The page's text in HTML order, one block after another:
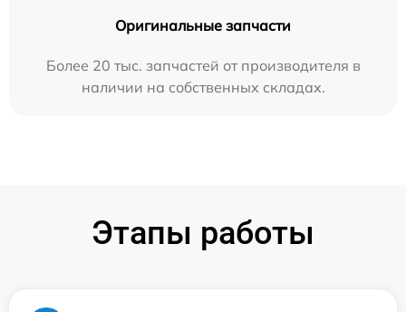
Оригинальные запчасти
Более 20 тыс. запчастей от производителя в
наличии на собственных складах.
Этапы работы